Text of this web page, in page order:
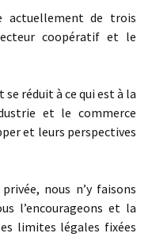
de trois
coopératif et le
réduit à ce qui est à la
et le commerce
et leurs perspectives
nous n’y faisons
l’encourageons et la
limites légales fixées